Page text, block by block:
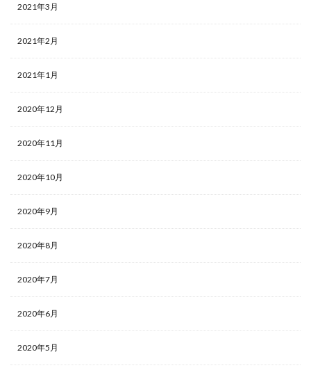
2021年3月
2021年2月
2021年1月
2020年12月
2020年11月
2020年10月
2020年9月
2020年8月
2020年7月
2020年6月
2020年5月